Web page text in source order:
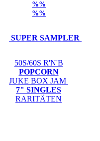
%%
%%
SUPER SAMPLER
50S/60S R'N'B
POPCORN
JUKE BOX JAM
7" SINGLES
RARITÄTEN